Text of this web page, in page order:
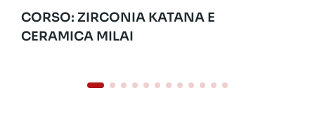
CORSO: ZIRCONIA KATANA E
CERAMICA MILAI